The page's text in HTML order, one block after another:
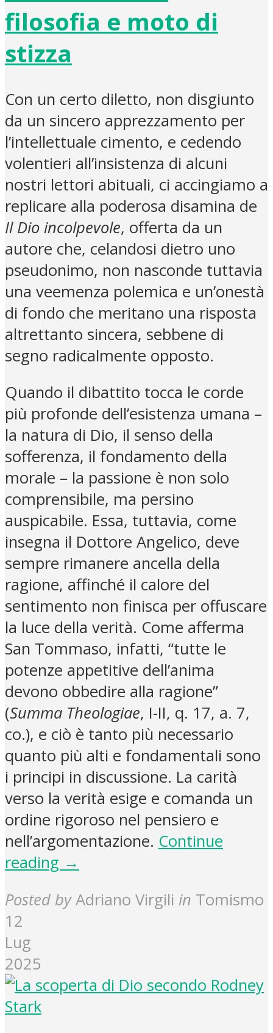
filosofia e moto di
stizza
Con un certo diletto, non disgiunto
da un sincero apprezzamento per
l’intellettuale cimento, e cedendo
volentieri all’insistenza di alcuni
nostri lettori abituali, ci accingiamo a
replicare alla poderosa disamina de
Il Dio incolpevole, offerta da un
autore che, celandosi dietro uno
pseudonimo, non nasconde tuttavia
una veemenza polemica e un’onestà
di fondo che meritano una risposta
altrettanto sincera, sebbene di
segno radicalmente opposto.
Quando il dibattito tocca le corde
più profonde dell’esistenza umana –
la natura di Dio, il senso della
sofferenza, il fondamento della
morale – la passione è non solo
comprensibile, ma persino
auspicabile. Essa, tuttavia, come
insegna il Dottore Angelico, deve
sempre rimanere ancella della
ragione, affinché il calore del
sentimento non finisca per offuscare
la luce della verità. Come afferma
San Tommaso, infatti, “tutte le
potenze appetitive dell’anima
devono obbedire alla ragione”
(Summa Theologiae, I-II, q. 17, a. 7,
co.), e ciò è tanto più necessario
quanto più alti e fondamentali sono
i principi in discussione. La carità
verso la verità esige e comanda un
ordine rigoroso nel pensiero e
nell’argomentazione. Continue
reading →
Posted by Adriano Virgili in Tomismo
12
Lug
2025